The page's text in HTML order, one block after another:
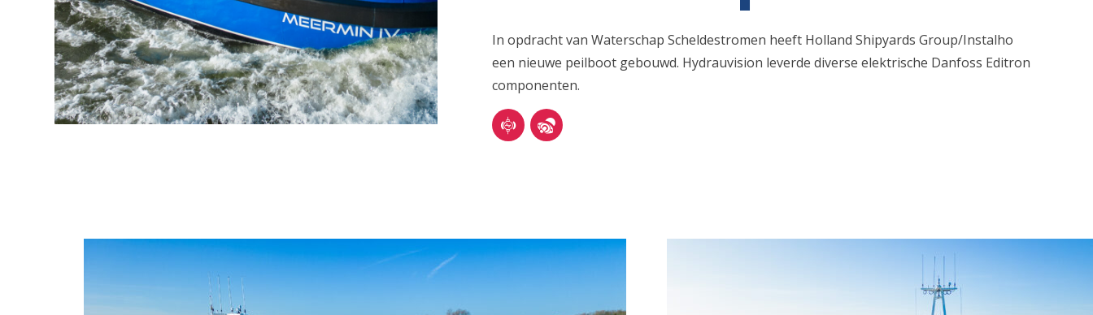
In opdracht van Waterschap Scheldestromen heeft Holland Shipyards Group/Instalho
een nieuwe peilboot gebouwd. Hydrauvision leverde diverse elektrische Danfoss Editron
componenten.